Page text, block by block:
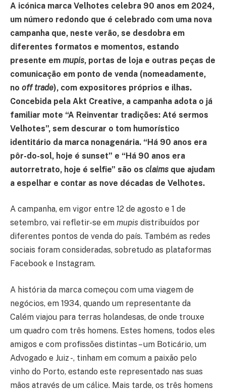
A icónica marca Velhotes celebra 90 anos em 2024,
um número redondo que é celebrado com uma nova
campanha que, neste verão, se desdobra em
diferentes formatos e momentos, estando
presente em mupis, portas de loja e outras peças de
comunicação em ponto de venda (nomeadamente,
no off trade), com expositores próprios e ilhas.
Concebida pela Akt Creative, a campanha adota o já
familiar mote “A Reinventar tradições: Até sermos
Velhotes”, sem descurar o tom humorístico
identitário da marca nonagenária. “Há 90 anos era
pôr-do-sol, hoje é sunset” e “Há 90 anos era
autorretrato, hoje é selfie” são os claims que ajudam
a espelhar e contar as nove décadas de Velhotes.
A campanha, em vigor entre 12 de agosto e 1 de
setembro, vai refletir-se em mupis distribuídos por
diferentes pontos de venda do país. Também as redes
sociais foram consideradas, sobretudo as plataformas
Facebook e Instagram.
A história da marca começou com uma viagem de
negócios, em 1934, quando um representante da
Calém viajou para terras holandesas, de onde trouxe
um quadro com três homens. Estes homens, todos eles
amigos e com profissões distintas – um Boticário, um
Advogado e Juiz -, tinham em comum a paixão pelo
vinho do Porto, estando este representado nas suas
mãos através de um cálice. Mais tarde, os três homens